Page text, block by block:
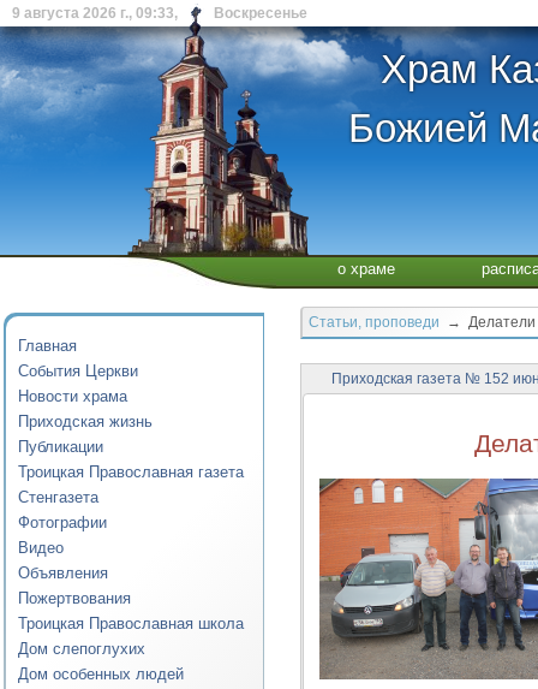
9 августа 2026 г., 09:33, Воскресенье
Храм
Божией
о храме
Главная
События Церкви
Новости храма
Приходская жизнь
Публикации
Троицкая Православная газета
Стенгазета
Фотографии
Видео
Объявления
Пожертвования
Троицкая Православная школа
Дом слепоглухих
Дом особенных людей
Статьи, проповеди → Делатели
Приходская газета № 152